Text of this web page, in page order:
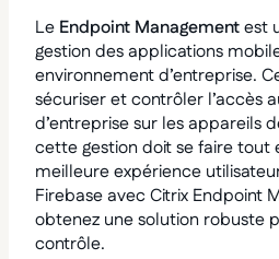
Le Endpoint Managementest
gestion des applications
environnement d’entreprise.
sécuriser et contrôler l’accès
d’entreprise sur les appareils
cette gestion doit se faire tout
meilleure expérience
Firebase avec Citrix Endpoint
obtenez une solution robuste
contrôle.